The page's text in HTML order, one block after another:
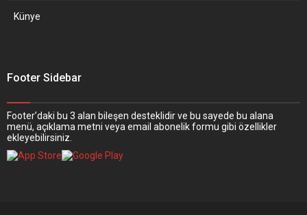
Künye
Footer Sidebar
Footer’daki bu 3 alan bileşen desteklidir ve bu sayede bu alana
menü, açıklama metni veya email abonelik formu gibi özellikler
ekleyebilirsiniz.